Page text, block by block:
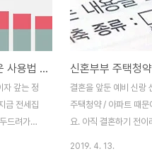
도록 하겠
평수의 주
다. 주변
지낼 수
. 청년 행
..
[역 전세. 전세 가격, 매
일어나는 일 (리스크,
자)] 깡통전세 대처 방
세 처음부터 깡통전세
다. 매매가를 제대로 파
매가를 감추는 바람에
잡아서 매매가와..
원금균등상환 계산기 쉬운 사용법 - 우리은행 금융감독원
자 갚는 정
금 전세집
드려가며
결혼을 앞둔 예비 신랑
주택청약 / 아파트 때문
요. 아직 결혼하기 전이
2019. 4. 13.